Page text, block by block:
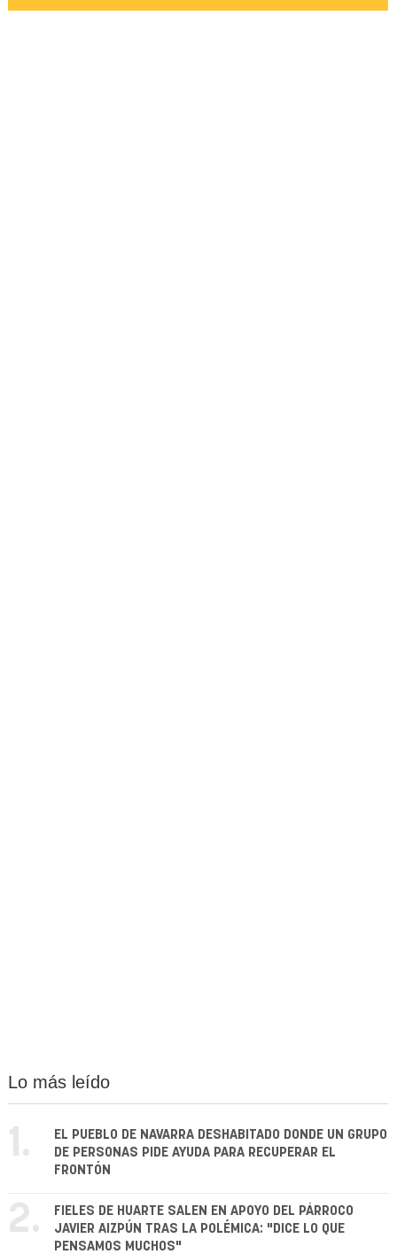
Lo más leído
1.
EL PUEBLO DE NAVARRA DESHABITADO DONDE UN GRUPO
DE PERSONAS PIDE AYUDA PARA RECUPERAR EL
FRONTÓN
2.
FIELES DE HUARTE SALEN EN APOYO DEL PÁRROCO
JAVIER AIZPÚN TRAS LA POLÉMICA: "DICE LO QUE
PENSAMOS MUCHOS"